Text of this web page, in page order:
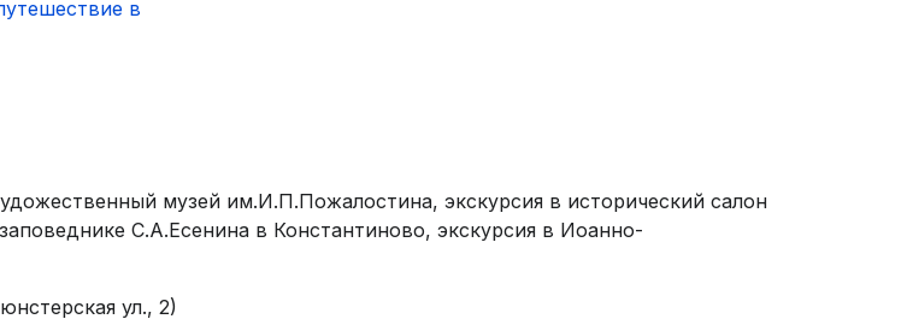
музей им.И.П.Пожалостина, экскурсия в исторический салон
С.А.Есенина в Константиново, экскурсия в Иоанно-
ул., 2)